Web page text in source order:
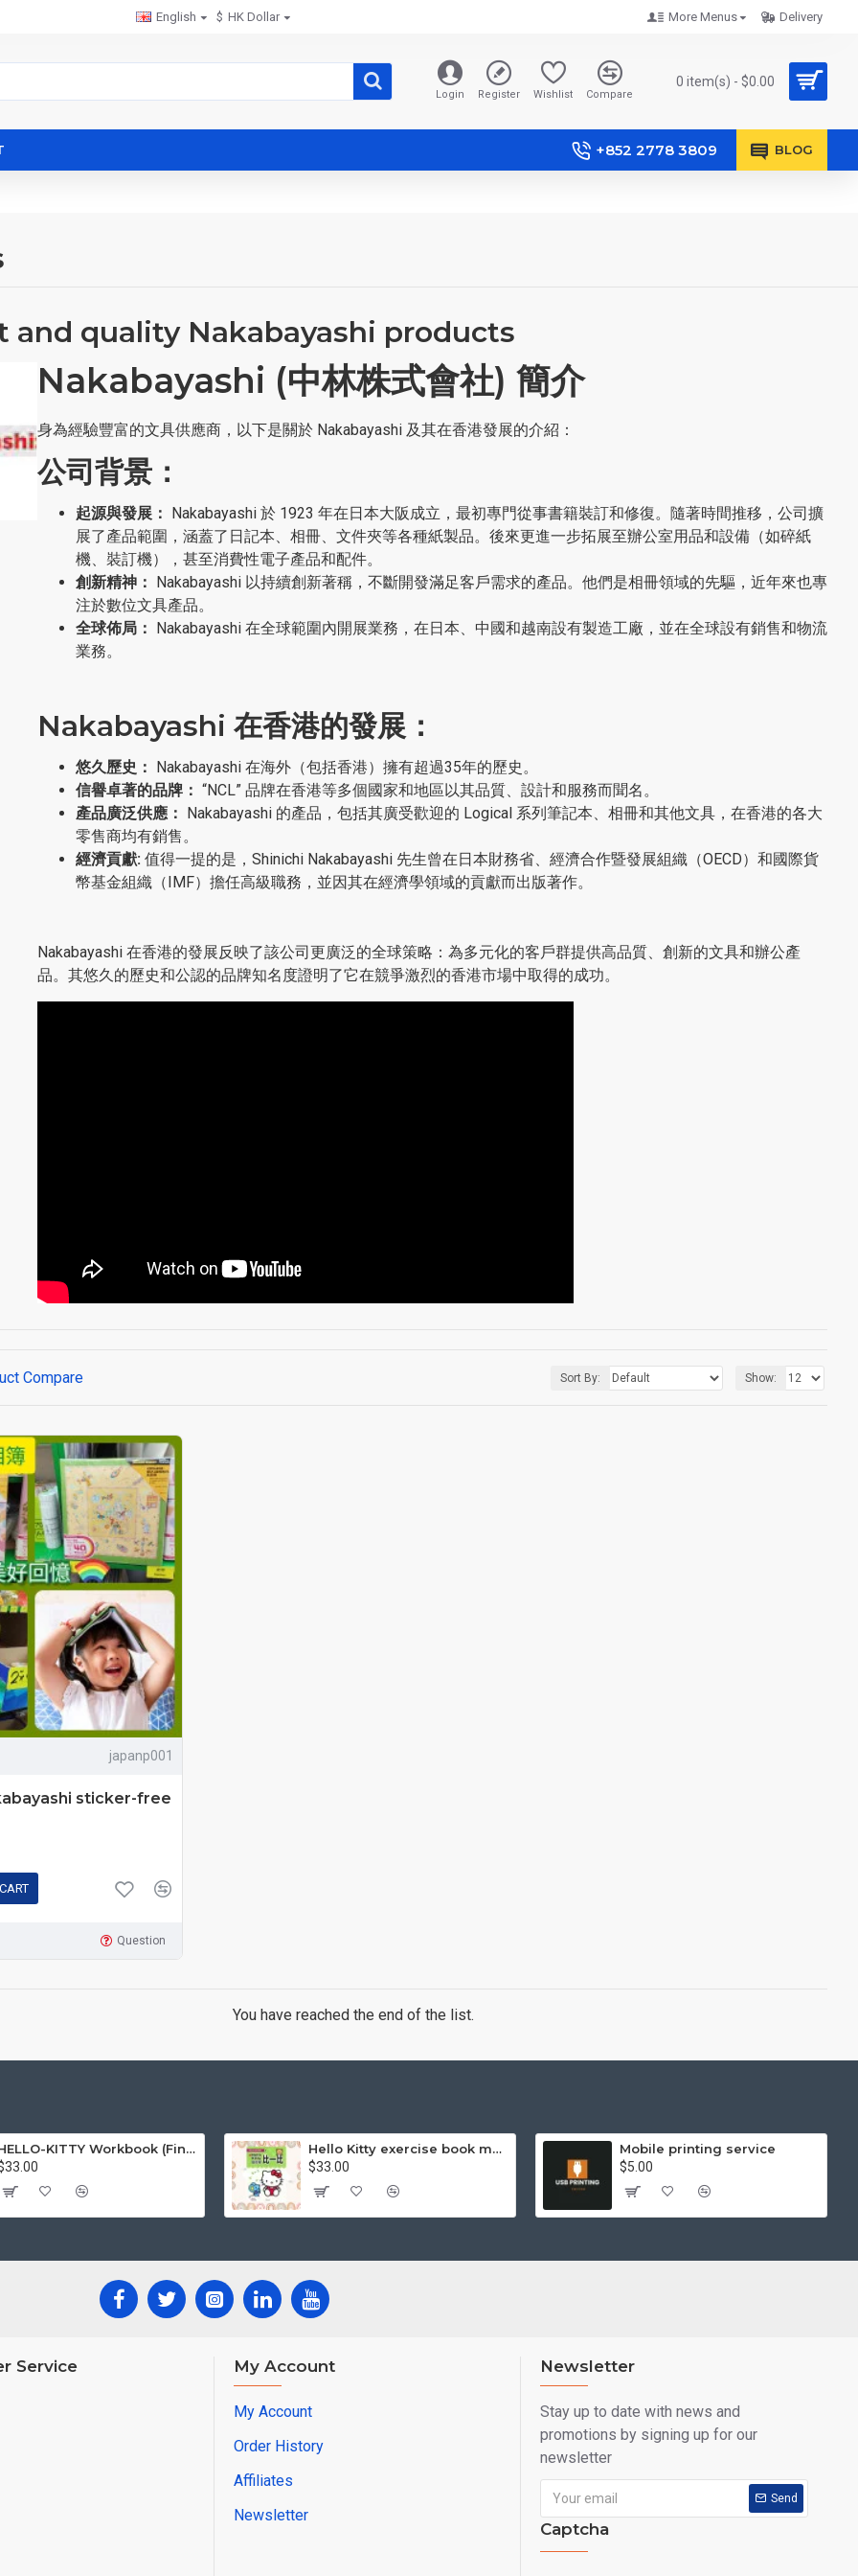
English $ HK Dollar More Menus Delivery
Login Register Wishlist Compare
0 item(s) - $0.00
+852 2778 3809 BLOG
and quality Nakabayashi products
Nakabayashi (中林株式會社) 簡介
身為經驗豐富的文具供應商，以下是關於 Nakabayashi 及其在香港發展的介紹：
公司背景：
起源與發展： Nakabayashi 於 1923 年在日本大阪成立，最初專門從事書籍裝訂和修復。隨著時間推移，公司擴
展了產品範圍，涵蓋了日記本、相冊、文件夾等各種紙製品。後來更進一步拓展至辦公室用品和設備（如碎紙
機、裝訂機），甚至消費性電子產品和配件。
創新精神： Nakabayashi 以持續創新著稱，不斷開發滿足客戶需求的產品。他們是相冊領域的先驅，近年來也專
注於數位文具產品。
全球佈局： Nakabayashi 在全球範圍內開展業務，在日本、中國和越南設有製造工廠，並在全球設有銷售和物流
業務。
Nakabayashi 在香港的發展：
悠久歷史： Nakabayashi 在海外（包括香港）擁有超過35年的歷史。
信譽卓著的品牌： “NCL” 品牌在香港等多個國家和地區以其品質、設計和服務而聞名。
產品廣泛供應： Nakabayashi 的產品，包括其廣受歡迎的 Logical 系列筆記本、相冊和其他文具，在香港的各大
零售商均有銷售。
經濟貢獻: 值得一提的是，Shinichi Nakabayashi 先生曾在日本財務省、經濟合作暨發展組織（OECD）和國際貨
幣基金組織（IMF）擔任高級職務，並因其在經濟學領域的貢獻而出版著作。
Nakabayashi 在香港的發展反映了該公司更廣泛的全球策略：為多元化的客戶群提供高品質、創新的文具和辦公產
品。其悠久的歷史和公認的品牌知名度證明了它在競爭激烈的香港市場中取得的成功。
Compare Sort By: Show:
japanp001
sticker-free
Question
You have reached the end of the list.
HELLO-KITTY Workbook (Find the Difference Series-Happy Life)
Hello Kitty exercise book mathematics (helps you learn and compare)
$33.00
Mobile printing service
$5.00
Service My Account
My Account
Order History
Affiliates
Newsletter
Newsletter
Stay up to date with news and
promotions by signing up for our
newsletter
Send
Captcha